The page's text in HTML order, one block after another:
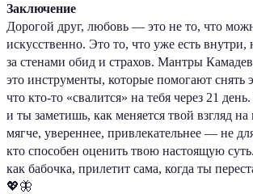
Заключение
Дорогой друг, любовь — это не то, что
искусственно. Это то, что уже есть внутри,
за стенами обид и страхов. Мантры
это инструменты, которые помогают снять
что кто-то «свалится» на тебя через 21
и ты заметишь, как меняется твой взгляд
мягче, увереннее, привлекательнее — не
кто способен оценить твою настоящую
как бабочка, прилетит сама, когда ты
💖🦋